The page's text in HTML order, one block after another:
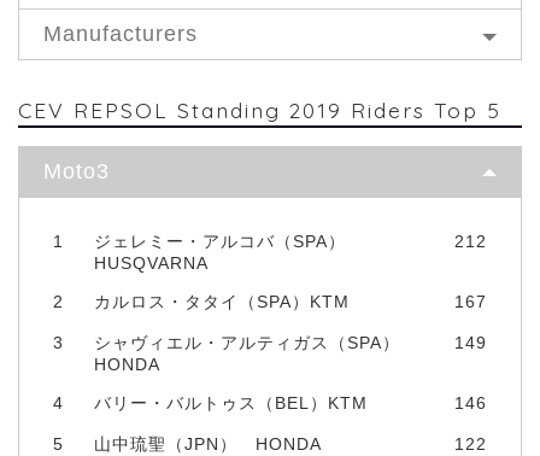
Manufacturers
CEV REPSOL Standing 2019 Riders Top 5
Moto3
1
ジェレミー・アルコバ（SPA）
HUSQVARNA
212
2 カルロス・タタイ（SPA）KTM 167
3
シャヴィエル・アルティガス（SPA）
HONDA
149
4 バリー・バルトゥス（BEL）KTM 146
5 山中琉聖（JPN） HONDA 122